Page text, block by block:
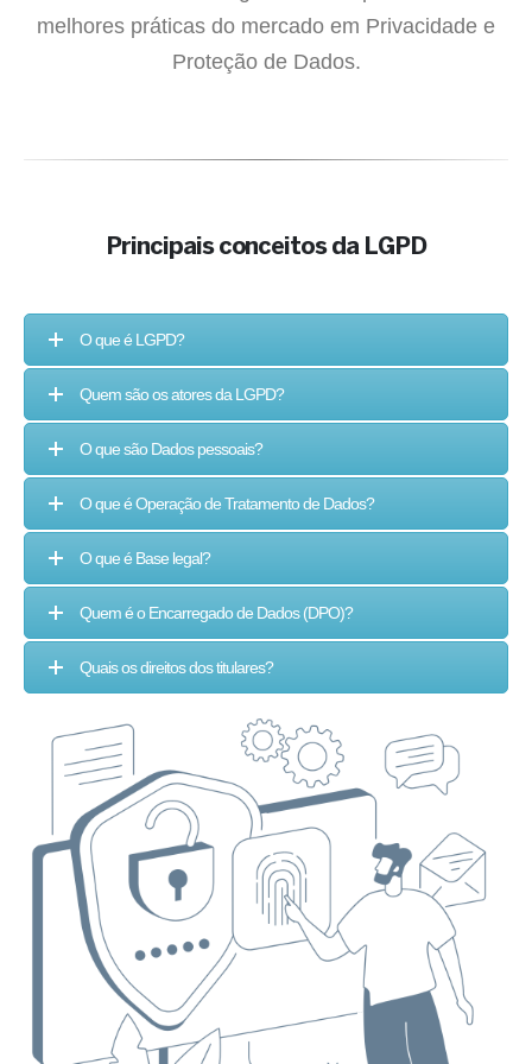
melhores práticas do mercado em Privacidade e
Proteção de Dados.
Principais conceitos da LGPD
O que é LGPD?
Quem são os atores da LGPD?
O que são Dados pessoais?
O que é Operação de Tratamento de Dados?
O que é Base legal?
Quem é o Encarregado de Dados (DPO)?
Quais os direitos dos titulares?